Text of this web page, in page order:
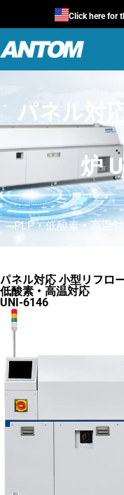
Click here for
パネル対
炉
パネル対応 小型リフロ
低酸素・高温対応
UNI-6146